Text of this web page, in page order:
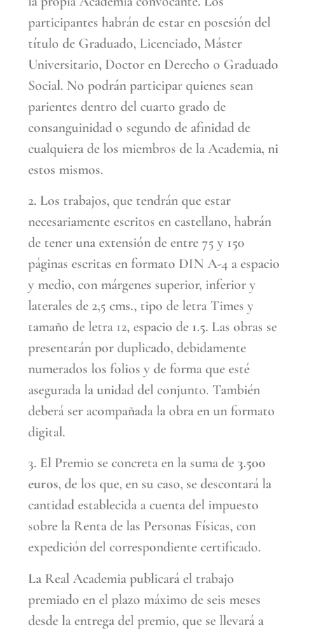
participantes habrán de estar en posesión del
título de Graduado, Licenciado, Máster
Universitario, Doctor en Derecho o Graduado
Social. No podrán participar quienes sean
parientes dentro del cuarto grado de
consanguinidad o segundo de afinidad de
cualquiera de los miembros de la Academia, ni
estos mismos.
2. Los trabajos, que tendrán que estar
necesariamente escritos en castellano, habrán
de tener una extensión de entre 75 y 150
páginas escritas en formato DIN A-4 a espacio
y medio, con márgenes superior, inferior y
laterales de 2,5 cms., tipo de letra Times y
tamaño de letra 12, espacio de 1.5. Las obras se
presentarán por duplicado, debidamente
numerados los folios y de forma que esté
asegurada la unidad del conjunto. También
deberá ser acompañada la obra en un formato
digital.
3. El Premio se concreta en la suma de 3.500
euros, de los que, en su caso, se descontará la
cantidad establecida a cuenta del impuesto
sobre la Renta de las Personas Físicas, con
expedición del correspondiente certificado.
La Real Academia publicará el trabajo
premiado en el plazo máximo de seis meses
desde la entrega del premio, que se llevará a